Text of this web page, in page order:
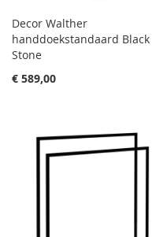
Decor Walther
handdoekstandaard Black
Stone
€ 589,00